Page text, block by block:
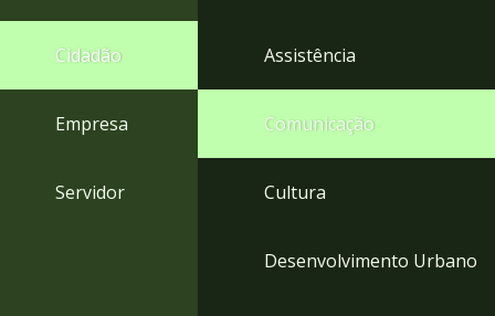
rodapé
Cidadão
Empresa
Servidor
Assistência
Comunicação
Cultura
Desenvolvimento Urbano